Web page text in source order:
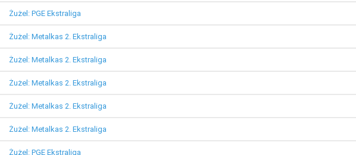
Żużel: PGE Ekstraliga
Żużel: Metalkas 2. Ekstraliga
Żużel: Metalkas 2. Ekstraliga
Żużel: Metalkas 2. Ekstraliga
Żużel: Metalkas 2. Ekstraliga
Żużel: Metalkas 2. Ekstraliga
Żużel: PGE Ekstraliga